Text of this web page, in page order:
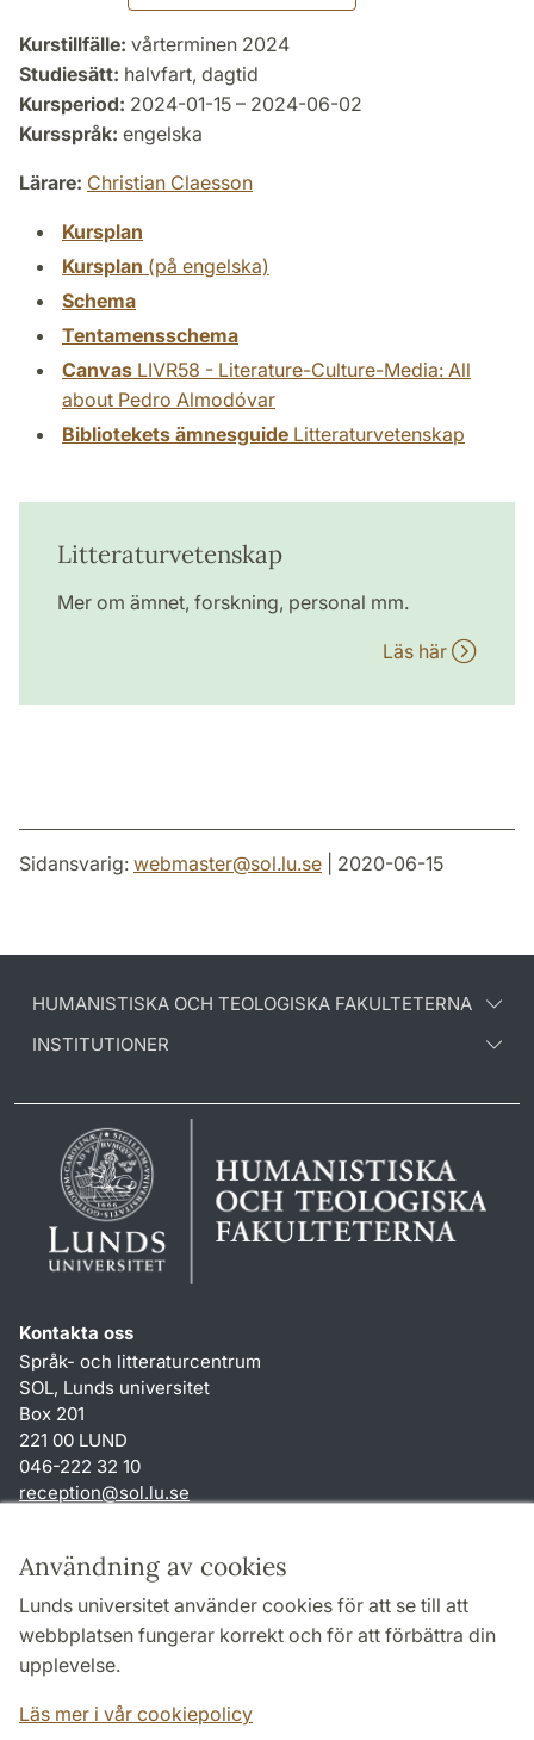
Användning av cookies
Lunds universitet använder cookies för att se till att
webbplatsen fungerar korrekt och för att förbättra din
upplevelse.
Läs mer i vår cookiepolicy
Kurstillfälle: vårterminen 2024
Studiesätt: halvfart, dagtid
Kursperiod: 2024-01-15 – 2024-06-02
Kursspråk: engelska
Lärare: Christian Claesson
Kursplan
Kursplan (på engelska)
Schema
Tentamensschema
Canvas LIVR58 - Literature-Culture-Media: All
about Pedro Almodóvar
Bibliotekets ämnesguide Litteraturvetenskap
Litteraturvetenskap
Mer om ämnet, forskning, personal mm.
Läs här
Sidansvarig: webmaster@sol.lu.se | 2020-06-15
HUMANISTISKA OCH TEOLOGISKA FAKULTETERNA
INSTITUTIONER
Kontakta oss
Språk- och litteraturcentrum
SOL, Lunds universitet
Box 201
221 00 LUND
046-222 32 10
reception@sol.lu.se
Genvägar
Om webbplatsen och cookies
Behandling av personuppgifter
Tillgänglighetsredogörelse